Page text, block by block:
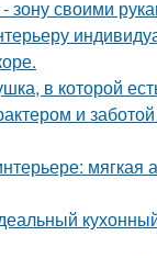
- зону своими
в которой
и
мягкая